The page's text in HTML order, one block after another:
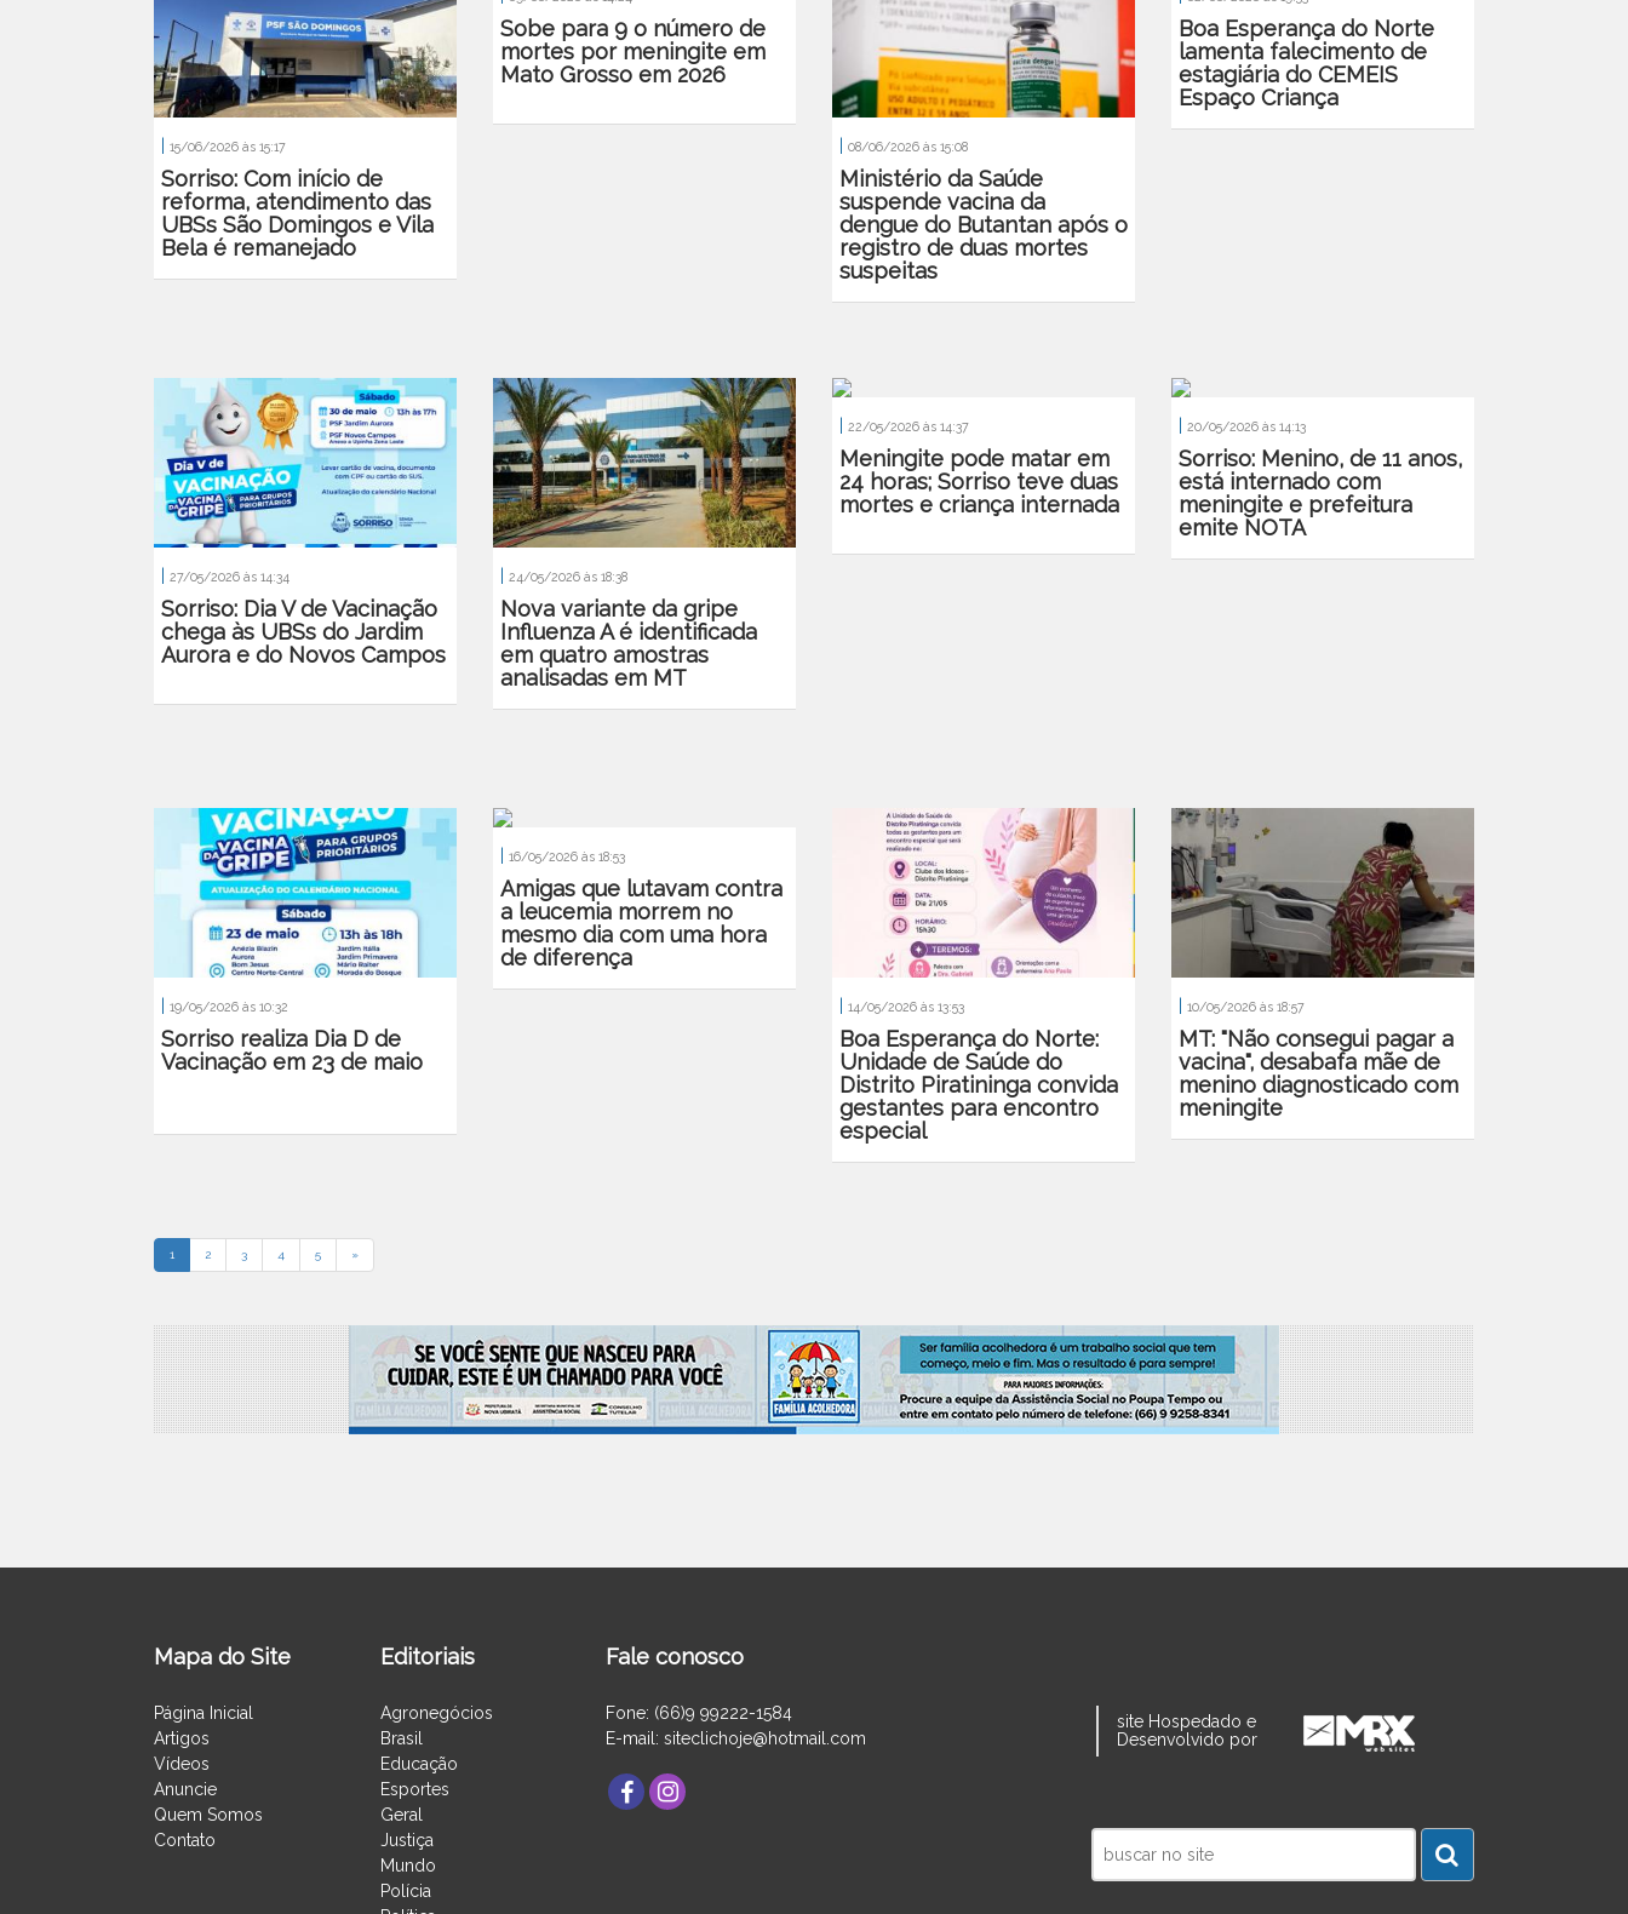
15/06/2026 às 15:17
Sorriso: Com início de
reforma, atendimento das
UBSs São Domingos e Vila
Bela é remanejado
Sobe para 9 o número de
mortes por meningite em
Mato Grosso em 2026
08/06/2026 às 15:08
Ministério da Saúde
suspende vacina da
dengue do Butantan após o
registro de duas mortes
suspeitas
Boa Esperança do Norte
lamenta falecimento de
estagiária do CEMEIS
Espaço Criança
27/05/2026 às 14:34
Sorriso: Dia V de Vacinação
chega às UBSs do Jardim
Aurora e do Novos Campos
24/05/2026 às 18:38
Nova variante da gripe
Influenza A é identificada
em quatro amostras
analisadas em MT
22/05/2026 às 14:37
Meningite pode matar em
24 horas; Sorriso teve duas
mortes e criança internada
20/05/2026 às 14:13
Sorriso: Menino, de 11 anos,
está internado com
meningite e prefeitura
emite NOTA
19/05/2026 às 10:32
Sorriso realiza Dia D de
Vacinação em 23 de maio
16/05/2026 às 18:53
Amigas que lutavam contra
a leucemia morrem no
mesmo dia com uma hora
de diferença
14/05/2026 às 13:53
Boa Esperança do Norte:
Unidade de Saúde do
Distrito Piratininga convida
gestantes para encontro
especial
10/05/2026 às 18:57
MT: "Não consegui pagar a
vacina", desabafa mãe de
menino diagnosticado com
meningite
1 2 3 4 5 »
Mapa do Site
Página Inicial
Artigos
Vídeos
Anuncie
Quem Somos
Contato
Editoriais
Agronegócios
Brasil
Educação
Esportes
Geral
Justiça
Mundo
Polícia
Fale conosco
Fone: (66)9 99222-1584
E-mail: siteclichoje@hotmail.com
site Hospedado e
Desenvolvido por